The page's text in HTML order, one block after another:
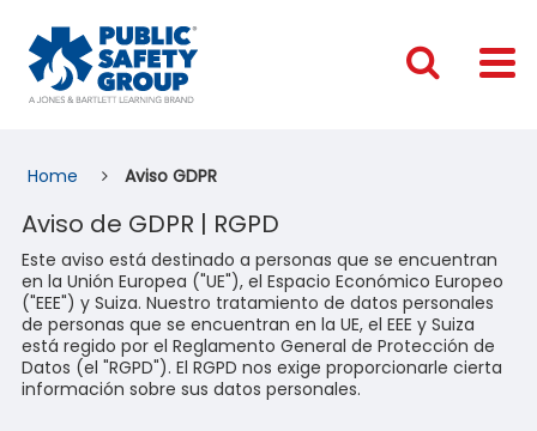
Home Aviso GDPR
Aviso de GDPR | RGPD
Este aviso está destinado a personas que se encuentran
en la Unión Europea ("UE"), el Espacio Económico Europeo
("EEE") y Suiza. Nuestro tratamiento de datos personales
de personas que se encuentran en la UE, el EEE y Suiza
está regido por el Reglamento General de Protección de
Datos (el "RGPD"). El RGPD nos exige proporcionarle cierta
información sobre sus datos personales.